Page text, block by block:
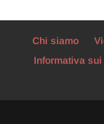
Chi siamo
Informativa